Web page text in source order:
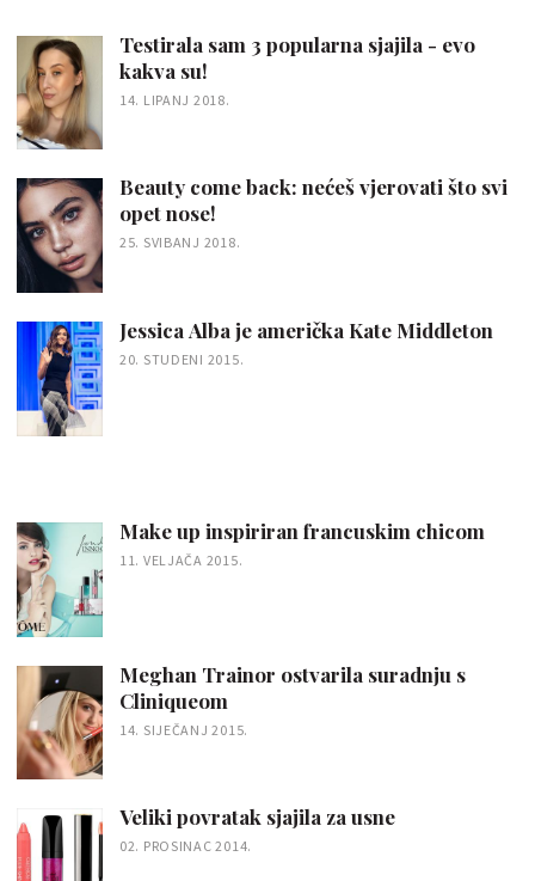
Testirala sam 3 popularna sjajila - evo
kakva su!
14. LIPANJ 2018.
Beauty come back: nećeš vjerovati što svi
opet nose!
25. SVIBANJ 2018.
Jessica Alba je američka Kate Middleton
20. STUDENI 2015.
Make up inspiriran francuskim chicom
11. VELJAČA 2015.
Meghan Trainor ostvarila suradnju s
Cliniqueom
14. SIJEČANJ 2015.
Veliki povratak sjajila za usne
02. PROSINAC 2014.